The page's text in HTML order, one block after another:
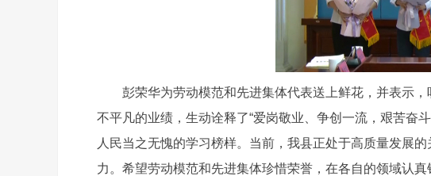
彭荣华为劳动模范和先进集体代表送上鲜花，并表示，
不平凡的业绩，生动诠释了“爱岗敬业、争创一流，艰苦奋
人民当之无愧的学习榜样。当前，我县正处于高质量发展
力。希望劳动模范和先进集体珍惜荣誉，在各自的领域认